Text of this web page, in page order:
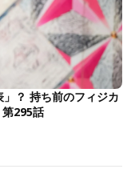
？ 持ち前のフィジカ
295話